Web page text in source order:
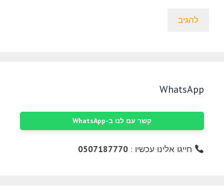
WhatsApp
קשר עם לנו ב-WhatsApp
חייגו אלינו עכשיו :0507187770